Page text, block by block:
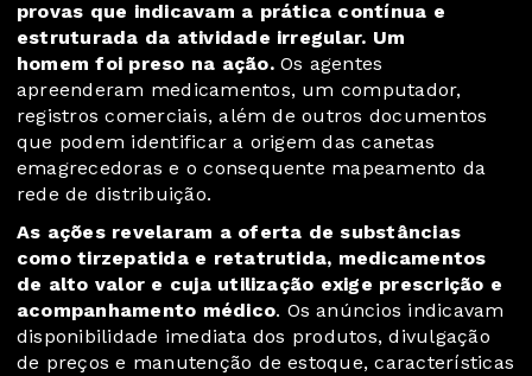
provas que indicavam a prática contínua e
estruturada da atividade irregular. Um
homem foi preso na ação.Os agentes
apreenderam medicamentos, um computador,
registros comerciais, além de outros documentos
que podem identificar a origem das canetas
emagrecedoras e o consequente mapeamento da
rede de distribuição.
As ações revelaram a oferta de substâncias
como tirzepatida e retatrutida, medicamentos
de alto valor e cuja utilização exige prescrição e
acompanhamento médico. Os anúncios indicavam
disponibilidade imediata dos produtos, divulgação
de preços e manutenção de estoque, características